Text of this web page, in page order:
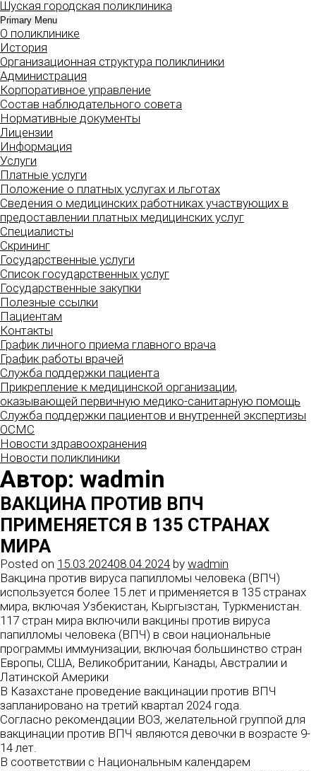
Skip
to
content
Шуская городская поликлиника
Primary Menu
О поликлинике
История
Организационная структура поликлиники
Администрация
Корпоративное управление
Состав наблюдательного совета
Нормативные документы
Лицензии
Информация
Услуги
Платные услуги
Положение о платных услугах и льготах
Сведения о медицинских работниках участвующих в
предоставлении платных медицинских услуг
Специалисты
Скрининг
Государственные услуги
Список государственных услуг
Государственные закупки
Полезные ссылки
Пациентам
Контакты
График личного приема главного врача
График работы врачей
Служба поддержки пациента
Прикрепление к медицинской организации,
оказывающей первичную медико-санитарную помощь
Служба поддержки пациентов и внутренней экспертизы
ОСМС
Новости здравоохранения
Новости поликлиники
Автор: wadmin
ВАКЦИНА ПРОТИВ ВПЧ
ПРИМЕНЯЕТСЯ В 135 СТРАНАХ
МИРА
Posted on 15.03.202408.04.2024 by wadmin
Вакцина против вируса папилломы человека (ВПЧ)
используется более 15 лет и применяется в 135 странах
мира, включая Узбекистан, Кыргызстан, Туркменистан.
117 стран мира включили вакцины против вируса
папилломы человека (ВПЧ) в свои национальные
программы иммунизации, включая большинство стран
Европы, США, Великобритании, Канады, Австралии и
Латинской Америки
В Казахстане проведение вакцинации против ВПЧ
запланировано на третий квартал 2024 года.
Согласно рекомендации ВОЗ, желательной группой для
вакцинации против ВПЧ являются девочки в возрасте 9-
14 лет.
В соответствии с Национальным календарем